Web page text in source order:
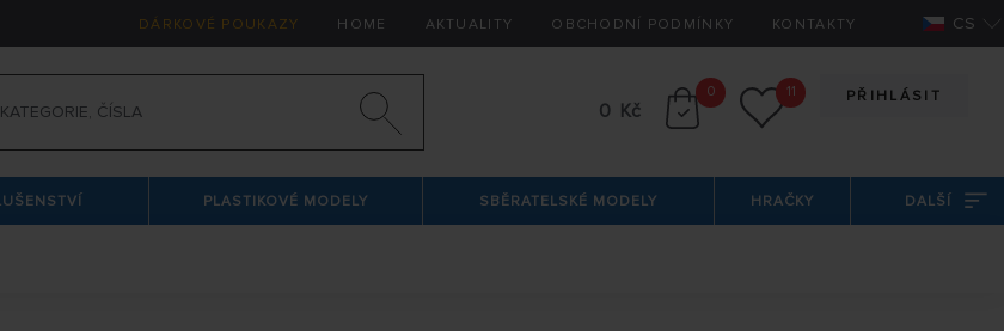
DÁRKOVÉ POUKAZY HOME AKTUALITY OBCHODNÍ PODMÍNKY KONTAKTY CS
PŘIHLÁSIT
0 Kč
0 11
PLASTIKOVÉ MODELY SBĚRATELSKÉ MODELY HRAČKY DALŠÍ